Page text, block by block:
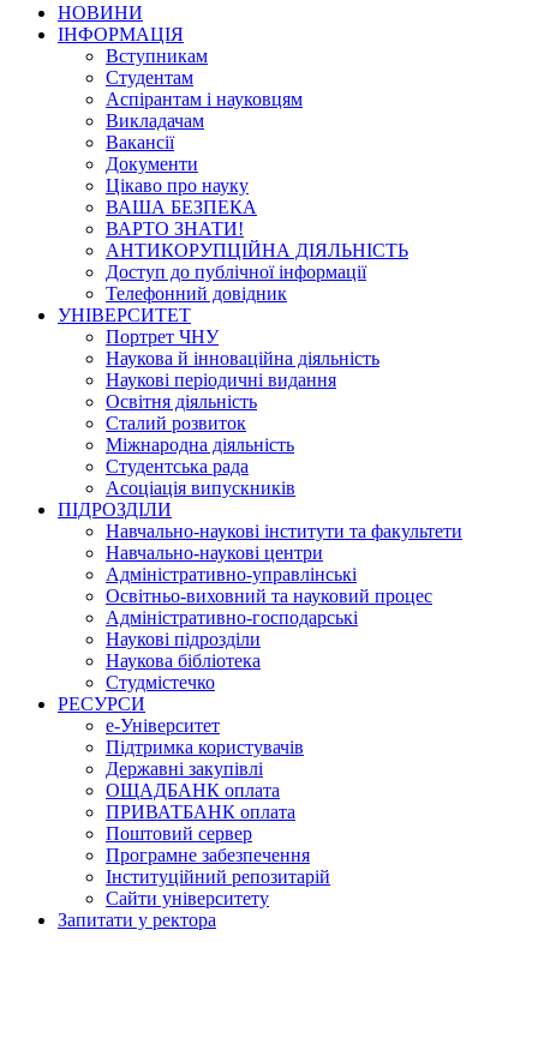
НОВИНИ
ІНФОРМАЦІЯ
Вступникам
Студентам
Аспірантам і науковцям
Викладачам
Вакансії
Документи
Цікаво про науку
ВАША БЕЗПЕКА
ВАРТО ЗНАТИ!
АНТИКОРУПЦІЙНА ДІЯЛЬНІСТЬ
Доступ до публічної інформації
Телефонний довідник
УНІВЕРСИТЕТ
Портрет ЧНУ
Наукова й інноваційна діяльність
Наукові періодичні видання
Освітня діяльність
Сталий розвиток
Міжнародна діяльність
Студентська рада
Асоціація випускників
ПІДРОЗДІЛИ
Навчально-наукові інститути та факультети
Навчально-наукові центри
Адміністративно-управлінські
Освітньо-виховний та науковий процес
Адміністративно-господарські
Наукові підрозділи
Наукова бібліотека
Студмістечко
РЕСУРСИ
е-Університет
Підтримка користувачів
Державні закупівлі
ОЩАДБАНК оплата
ПРИВАТБАНК оплата
Поштовий сервер
Програмне забезпечення
Інституційний репозитарій
Сайти університету
Запитати у ректора